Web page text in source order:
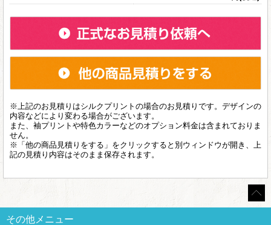
※上記のお見積りはシルクプリントの場合のお見積りです。デザインの
内容などにより変わる場合がございます。
また、袖プリントや特色カラーなどのオプション料金は含まれておりま
せん。
※「他の商品見積りをする」をクリックすると別ウィンドウが開き、上
記の見積り内容はそのまま保存されます。
その他メニュー